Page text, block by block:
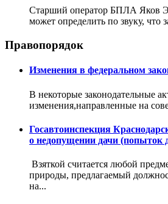
Старший оператор БПЛА Яков
может определить по звуку, что
Правопорядок
Изменения в федеральном
В некоторые законодательные
изменения,направленные на
Госавтоинспекция
о недопущении дачи (попыток
Взяткой считается любой
природы, предлагаемый
на...